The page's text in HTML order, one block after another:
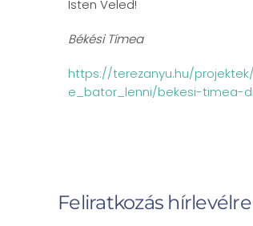
Isten Veled!
Békési Tímea
https://terezanyu.hu/
e_bator_lenni/bekesi-timea-
Feliratkozás hírlevélre